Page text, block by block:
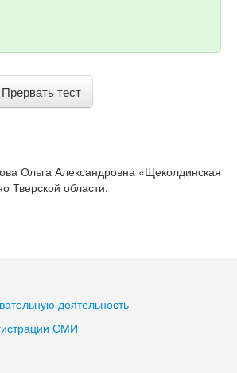
Прервать тест
Ольга Александровна «Щеколдинская
области.
деятельность
СМИ